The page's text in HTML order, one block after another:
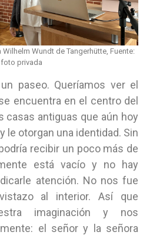
Wundt de Tangerhütte, Fuente:
foto privada
paseo. Queríamos ver el
encuentra en el centro del
casas antiguas que aún hoy
le otorgan una identidad. Sin
recibir un poco más de
está vacío y no hay
atención. No nos fue
al interior. Así que
imaginación y nos
el señor y la señora